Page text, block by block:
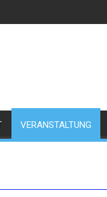
VERANSTALTUNG